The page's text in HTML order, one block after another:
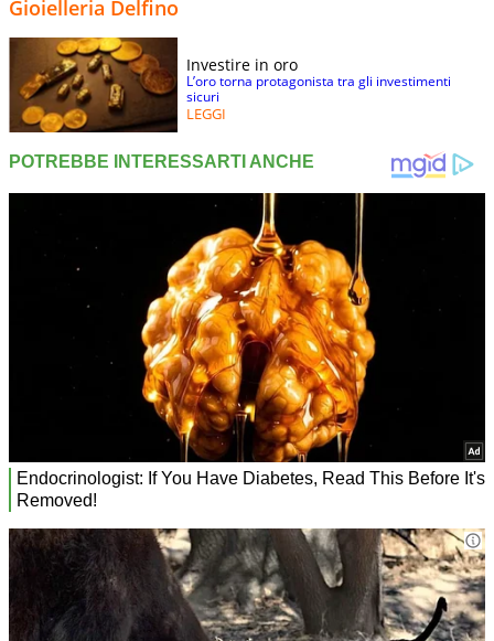
Gioielleria Delfino
Investire in oro
L’oro torna protagonista tra gli investimenti
sicuri
LEGGI